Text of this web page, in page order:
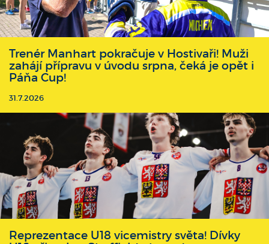
Trenér Manhart pokračuje v Hostivaři! Muži
zahájí přípravu v úvodu srpna, čeká je opět i
Páňa Cup!
31.7.2026
Reprezentace U18 vicemistry světa! Dívky